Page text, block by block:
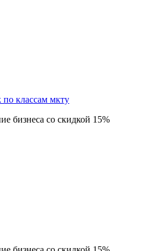
по классам мкту
бизнеса со скидкой 15%